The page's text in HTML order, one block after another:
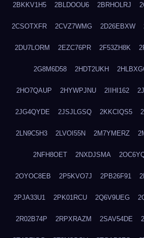
2BKKV1H5 2BLDOOU6 2BRHOLRJ
2CSOTXFR 2CVZ7WMG 2D26EBXW
2DU7LORM 2EZC76PR 2F53ZH8K
2G8M6D58 2HDT2UKH
2HO7QAUP 2HYWPJNU 2IIHI162
2JG4QYDE 2JSJLGSQ 2KKCIQS5
2LN9C5H3 2LVOI55N 2M7YMERZ
2NFH8OET 2NXDJSMA
2OYOC8EB 2P5KVO7J 2PB26F91
2PJA33U1 2PK01RCU 2Q6V9UEG
2R02B74P 2RPXRAZM 2SAV54DE